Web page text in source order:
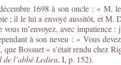
1698 à son oncle : «
; il le lui a envoyé aussitôt, et M.
m’envoyez, avec
à son neveu : « Vous
Bossuet « s’était rendu chez
l’abbé Ledieu, I, p. 152).